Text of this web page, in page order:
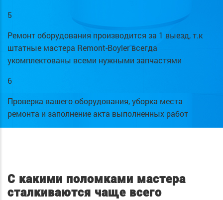
5
Ремонт оборудования производится за 1 выезд, т.к
штатные мастера Remont-Boyler всегда
укомплектованы всеми нужными запчастями
6
Проверка вашего оборудования, уборка места
ремонта и заполнение акта выполненных работ
С какими поломками мастера
сталкиваются чаще всего